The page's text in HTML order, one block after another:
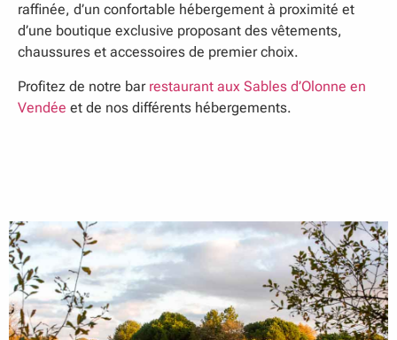
raffinée, d’un confortable hébergement à proximité et
d’une boutique exclusive proposant des vêtements,
chaussures et accessoires de premier choix.
Profitez de notre bar restaurant aux Sables d’Olonne en
Vendée et de nos différents hébergements.